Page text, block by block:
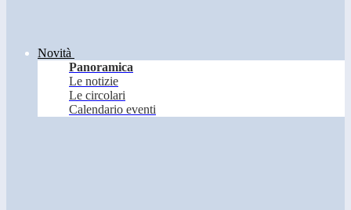
Novità
Panoramica
Le notizie
Le circolari
Calendario eventi